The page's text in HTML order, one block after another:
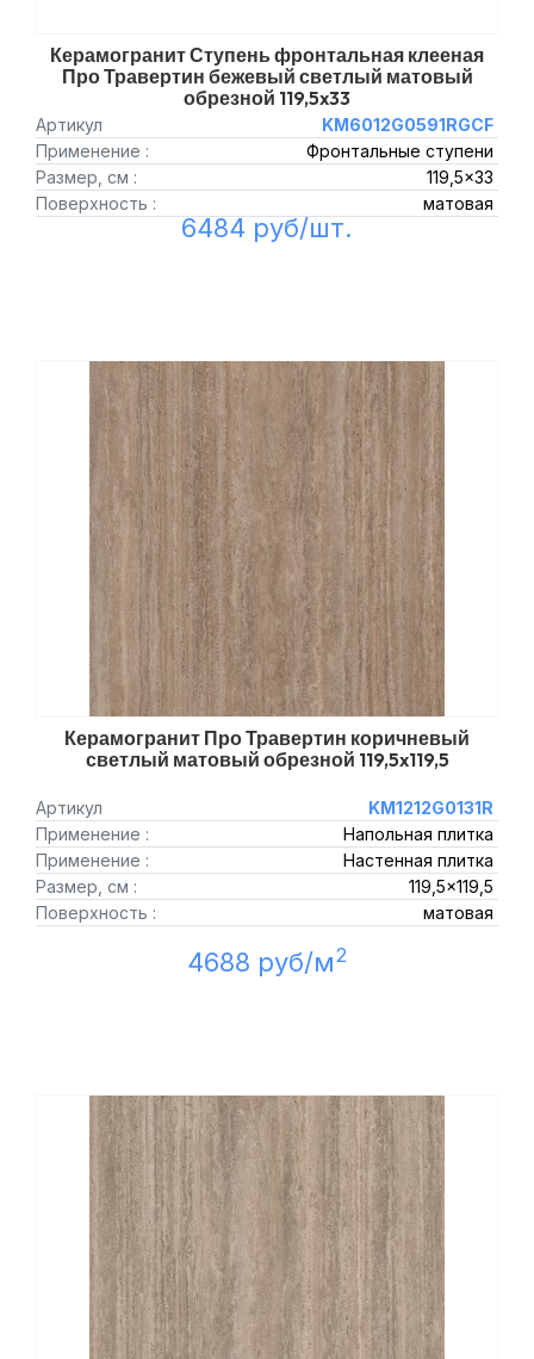
Керамогранит Ступень фронтальная клееная
Про Травертин бежевый светлый матовый
обрезной 119,5x33
Артикул
KM6012G0591RGCF
Применение :
Фронтальные ступени
Размер, см :
119,5x33
Поверхность :
матовая
6484 руб/шт.
Керамогранит Про Травертин коричневый
светлый матовый обрезной 119,5x119,5
Артикул
KM1212G0131R
Применение :
Напольная плитка
Применение :
Настенная плитка
Размер, см :
119,5x119,5
Поверхность :
матовая
4688 руб/м2